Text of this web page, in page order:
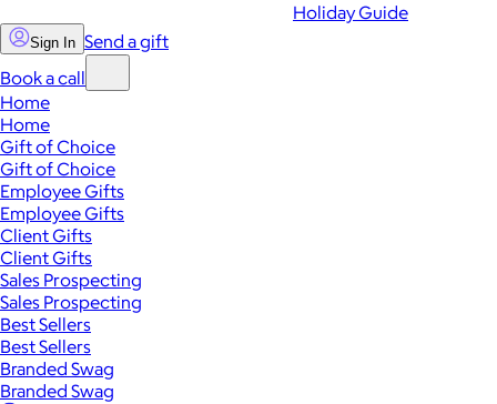
Holiday Guide
Sign In Send a gift
Book a call
Home
Home
Gift of Choice
Gift of Choice
Employee Gifts
Employee Gifts
Client Gifts
Client Gifts
Sales Prospecting
Sales Prospecting
Best Sellers
Best Sellers
Branded Swag
Branded Swag